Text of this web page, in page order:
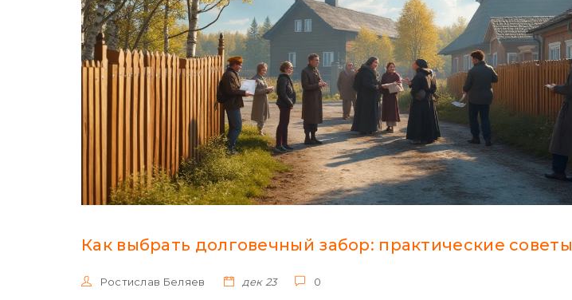
Как выбрать долговечный забор: практические советы
Ростислав Беляев дек 23 0